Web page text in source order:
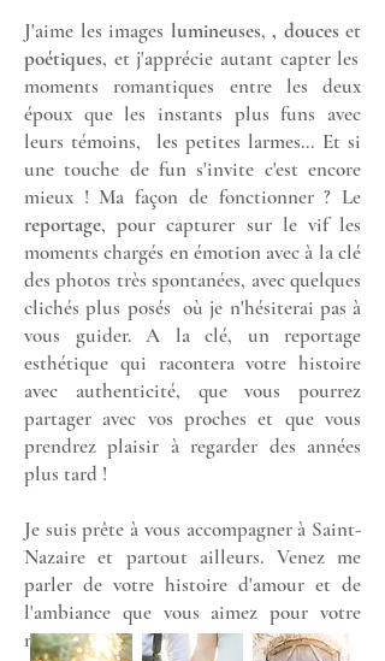
J'aime les images lumineuses, , douces et
poétiques, et j'apprécie autant capter les
moments romantiques entre les deux
époux que les instants plus funs avec
leurs témoins, les petites larmes... Et si
une touche de fun s'invite c'est encore
mieux ! Ma façon de fonctionner ? Le
reportage, pour capturer sur le vif les
moments chargés en émotion avec à la clé
des photos très spontanées, avec quelques
clichés plus posés où je n'hésiterai pas à
vous guider. A la clé, un reportage
esthétique qui racontera votre histoire
avec authenticité, que vous pourrez
partager avec vos proches et que vous
prendrez plaisir à regarder des années
plus tard !
Je suis prête à vous accompagner à Saint-
Nazaire et partout ailleurs. Venez me
parler de votre histoire d'amour et de
l'ambiance que vous aimez pour votre
mariage :